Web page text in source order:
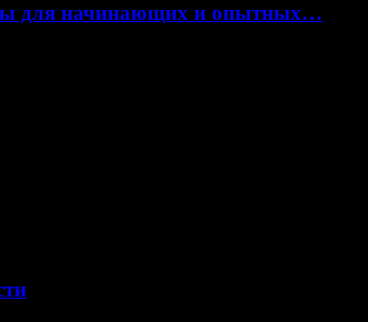
для начинающих и опытных…